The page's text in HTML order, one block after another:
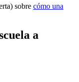
sobre cómo una
a